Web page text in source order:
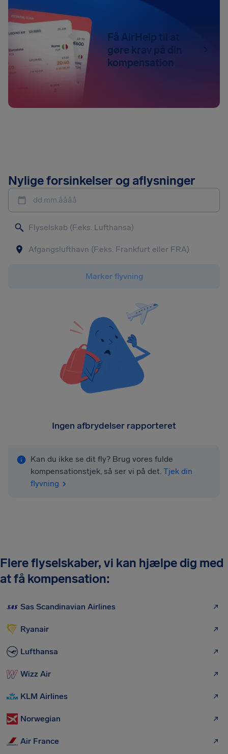
Få AirHelp til at
gøre krav på din
kompensation
Nylige forsinkelser og aflysninger
dd.mm.åååå
Marker flyvning
Ingen afbrydelser rapporteret
Kan du ikke se dit fly? Brug vores fulde
kompensationstjek, så ser vi på det. Tjek din
flyvning
Flere flyselskaber, vi kan hjælpe dig med
at få kompensation:
Sas Scandinavian Airlines
Ryanair
Lufthansa
Wizz Air
KLM Airlines
Norwegian
Air France